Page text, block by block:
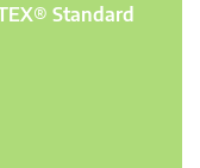
Standard